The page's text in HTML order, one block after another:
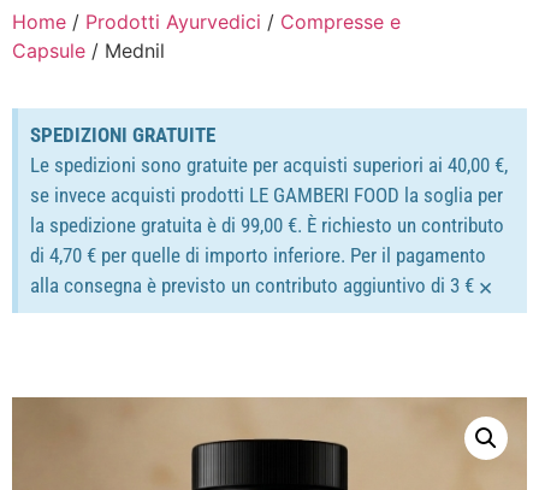
Home / Prodotti Ayurvedici / Compresse e
Capsule / Mednil
SPEDIZIONI GRATUITE
Le spedizioni sono gratuite per acquisti superiori ai 40,00 €,
se invece acquisti prodotti LE GAMBERI FOOD la soglia per
la spedizione gratuita è di 99,00 €. È richiesto un contributo
di 4,70 € per quelle di importo inferiore. Per il pagamento
alla consegna è previsto un contributo aggiuntivo di 3 € ×